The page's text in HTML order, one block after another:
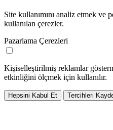
Site kullanımını analiz etmek ve
kullanılan çerezler.
Pazarlama Çerezleri
Kişiselleştirilmiş reklamlar
etkinliğini ölçmek için kullanılır.
Hepsini Kabul Et Tercihleri